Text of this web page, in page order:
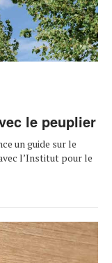
le peuplier
un guide sur le
l’Institut pour le